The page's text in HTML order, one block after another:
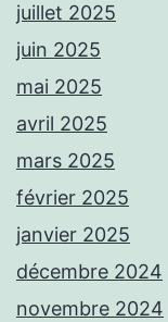
juillet 2025
juin 2025
mai 2025
avril 2025
mars 2025
février 2025
janvier 2025
décembre 2024
novembre 2024